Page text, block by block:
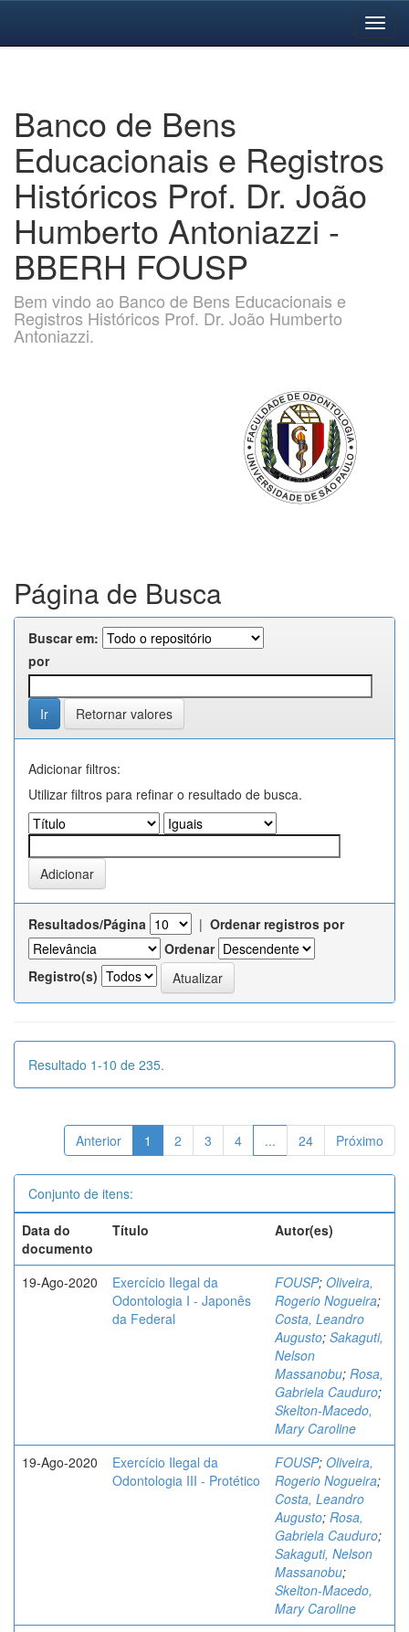
Banco de Bens
Educacionais e Registros
Históricos Prof. Dr. João
Humberto Antoniazzi -
BBERH FOUSP
Bem vindo ao Banco de Bens Educacionais e
Registros Históricos Prof. Dr. João Humberto
Antoniazzi.
Página de Busca
Buscar em:
por
Retornar valores
Adicionar filtros:
Utilizar filtros para refinar o resultado de busca.
Resultados/Página | Ordenar registros por
Ordenar
Registro(s)
Resultado 1-10 de 235.
Anterior 1 2 3 4 ... 24 Próximo
Conjunto de itens:
Data do
documento
Título Autor(es)
19-Ago-2020
Exercício Ilegal da
Odontologia I - Japonês
da Federal
FOUSP; Oliveira,
Rogerio Nogueira;
Costa, Leandro
Augusto; Sakaguti,
Nelson
Massanobu; Rosa,
Gabriela Cauduro;
Skelton-Macedo,
Mary Caroline
19-Ago-2020
Exercício Ilegal da
Odontologia III - Protético
FOUSP; Oliveira,
Rogerio Nogueira;
Costa, Leandro
Augusto; Rosa,
Gabriela Cauduro;
Sakaguti, Nelson
Massanobu;
Skelton-Macedo,
Mary Caroline